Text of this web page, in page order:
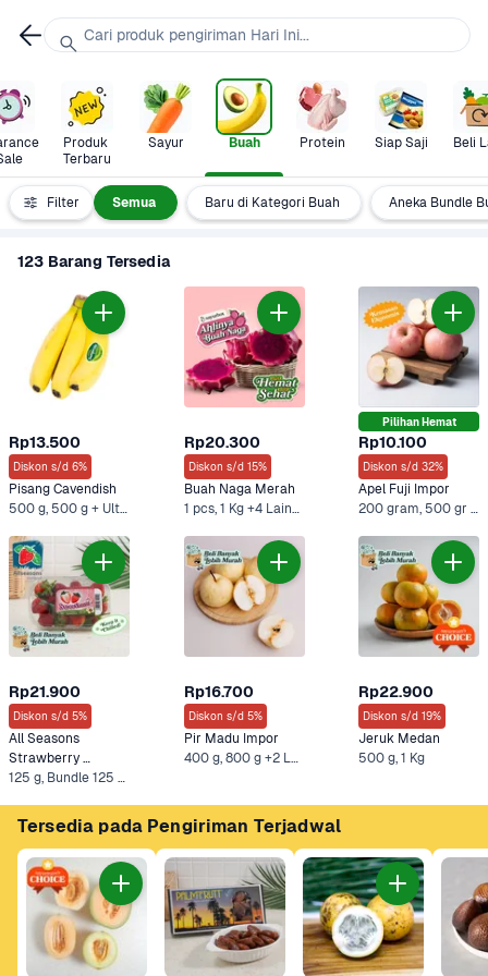
Produk
Terbaru
Sayur Buah Protein Siap Saji Beli
Filter Semua Baru di Kategori Buah Aneka Bundle
123 Barang Tersedia
Rp13.500
Diskon s/d 6%
Pisang Cavendish
500 g, 500 g + Ultra Minuman Sari Kacang Hijau 250 ml +4 Lainnya
Rp20.300
Diskon s/d 15%
Buah Naga Merah
1 pcs, 1 Kg +4 Lainnya
Pilihan Hemat
Rp10.100
Diskon s/d 32%
Apel Fuji Impor
200 gram, 500 gr +6 Lainnya
Rp21.900
Diskon s/d 5%
All Seasons
Strawberry
Sweethearts
125 g, Bundle 125 g + Ultra Full Cream 750 ml +3 Lainnya
Rp16.700
Diskon s/d 5%
Pir Madu Impor
400 g, 800 g +2 Lainnya
Rp22.900
Diskon s/d 19%
Jeruk Medan
500 g, 1 Kg
Tersedia pada Pengiriman Terjadwal
Cari produk pengiriman Hari Ini...